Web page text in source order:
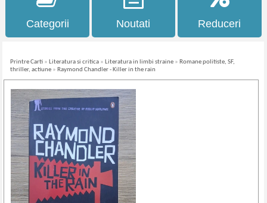
Categorii Noutati Reduceri
Printre Carti » Literatura si critica » Literatura in limbi straine » Romane politiste, SF,
thriller, actiune » Raymond Chandler - Killer in the rain